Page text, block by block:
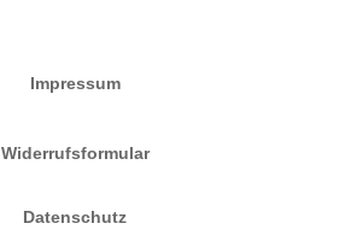
Impressum
Widerrufsformular
Datenschutz